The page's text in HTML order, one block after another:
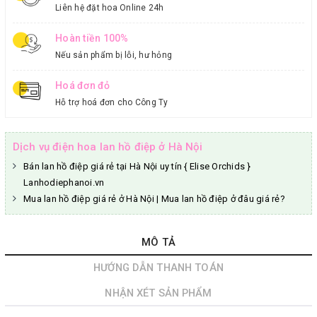
Liên hệ đặt hoa Online 24h
Hoàn tiền 100%
Nếu sản phẩm bị lỗi, hư hỏng
Hoá đơn đỏ
Hỗ trợ hoá đơn cho Công Ty
Dịch vụ điện hoa lan hồ điệp ở Hà Nội
Bán lan hồ điệp giá rẻ tại Hà Nội uy tín { Elise Orchids }
Lanhodiephanoi.vn
Mua lan hồ điệp giá rẻ ở Hà Nội | Mua lan hồ điệp ở đâu giá rẻ?
MÔ TẢ
HƯỚNG DẪN THANH TOÁN
NHẬN XÉT SẢN PHẨM